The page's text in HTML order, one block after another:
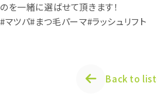
のを一緒に選ばせて頂きます！
#マツパ#まつ毛パーマ#ラッシュリフト
Back to list